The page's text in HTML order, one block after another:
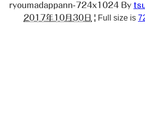
ryoumadappann-724x1024 By
2017年10月30日 | Full size is